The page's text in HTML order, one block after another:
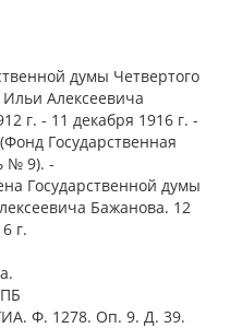
думы Четвертого
Алексеевича
г. - 11 декабря 1916 г. -
Государственная
№ 9). -
Государственной думы
Бажанова. 12
г.
Ф. 1278. Оп. 9. Д. 39.